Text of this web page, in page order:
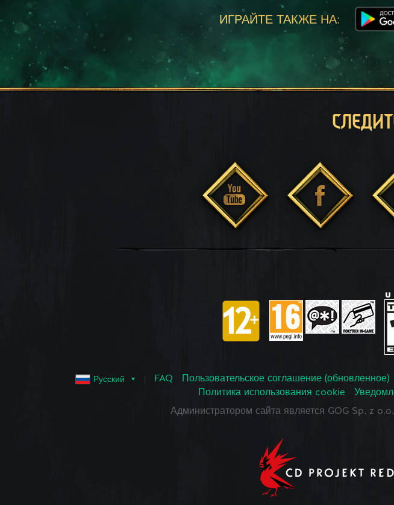
ИГРАЙТЕ ТАКЖЕ НА:
Русский FAQ Пользовательское соглашение (обновленное)
Политика использования cookie
Администратором сайта является GOG Sp.